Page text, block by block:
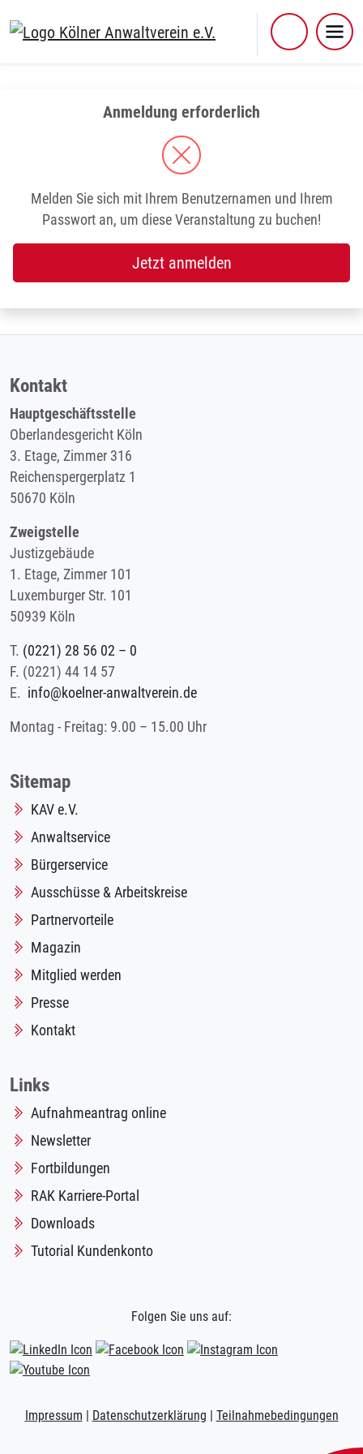
Anmeldung erforderlich
Melden Sie sich mit Ihrem Benutzernamen und Ihrem
Passwort an, um diese Veranstaltung zu buchen!
Jetzt anmelden
Kontakt
Hauptgeschäftsstelle
Oberlandesgericht Köln
3. Etage, Zimmer 316
Reichenspergerplatz 1
50670 Köln
Zweigstelle
Justizgebäude
1. Etage, Zimmer 101
Luxemburger Str. 101
50939 Köln
T. (0221) 28 56 02 – 0
F. (0221) 44 14 57
E. info@koelner-anwaltverein.de
Montag - Freitag: 9.00 – 15.00 Uhr
Sitemap
KAV e.V.
Anwaltservice
Bürgerservice
Ausschüsse & Arbeitskreise
Partnervorteile
Magazin
Mitglied werden
Presse
Kontakt
Links
Aufnahmeantrag online
Newsletter
Fortbildungen
RAK Karriere-Portal
Downloads
Tutorial Kundenkonto
Folgen Sie uns auf:
Impressum | Datenschutzerklärung | Teilnahmebedingungen